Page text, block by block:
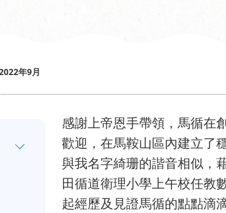
年9月
感謝上帝恩手帶領，馬循在
歡迎，在馬鞍山區內建立了
與我名字綺珊的諧音相似，
田循道衛理小學上午校任教
起經歷及見證馬循的點點滴